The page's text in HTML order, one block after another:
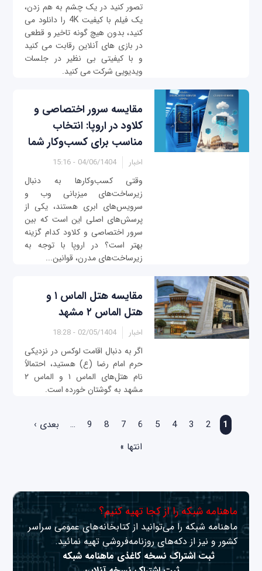
تصور کنید در یک چشم به هم زدن،
یک فیلم با کیفیت 4K را دانلود می‌
کنید، بدون هیچ‌ گونه تاخیر و قطعی
در بازی‌ های آنلاین رقابت می‌ کنید
و با کیفیتی بی‌ نظیر در جلسات
ویدیویی شرکت می‌ کنید.
مقایسه سرور اختصاصی و
کلاود در اروپا: انتخاب
مناسب برای کسب‌وکار شما
اخبار 04/06/1404 - 15:16
وقتی کسب‌وکارها به دنبال
زیرساخت‌های میزبانی وب و
سرویس‌های ابری هستند، یکی از
پرسش‌های اصلی این است که بین
سرور اختصاصی و کلاود کدام گزینه
بهتر است؟ در اروپا با توجه به
زیرساخت‌های مدرن، قوانین...
مقایسه هتل الماس ۱ و
هتل الماس ۲ مشهد
اخبار 02/05/1404 - 18:28
اگر به دنبال اقامت لوکس در نزدیکی
حرم امام رضا (ع) هستید، احتمالاً
نام هتل‌های الماس ۱ و الماس ۲
مشهد به گوشتان خورده است.
1
2
3
4
5
6
7
8
9
…
بعدی ›
انتها »
ماهنامه شبکه را از کجا تهیه کنیم؟
ماهنامه شبکه را می‌توانید از کتابخانه‌های عمومی سراسر
کشور و نیز از دکه‌های روزنامه‌فروشی تهیه نمائید.
ثبت اشتراک نسخه کاغذی ماهنامه شبکه